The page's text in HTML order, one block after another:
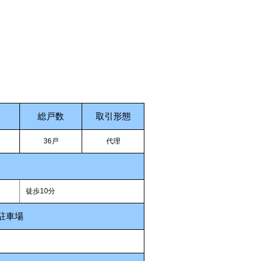
総戸数 取引形態
36戸 代理
徒歩10分
車場